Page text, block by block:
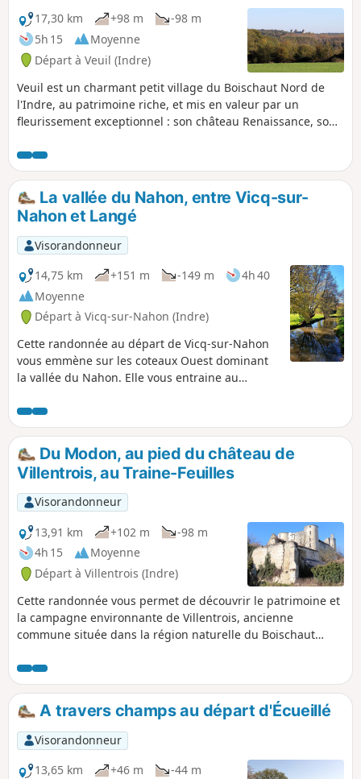
17,30 km
+98 m
-98 m
5h 15
Moyenne
Départ à Veuil (Indre)
Veuil est un charmant petit village du Boischaut Nord de
l'Indre, au patrimoine riche, et mis en valeur par un
fleurissement exceptionnel : son château Renaissance, son
la fontaine séculaire et son lavoir... Cette balade vous
entrainera, dans sa campagne environnante, jusqu'à la
forêt de Gâtine.
La vallée du Nahon, entre Vicq-sur-
Nahon et Langé
Visorandonneur
14,75 km
+151 m -149 m
4h 40
Moyenne
Départ à Vicq-sur-Nahon (Indre)
Cette randonnée au départ de Vicq-sur-Nahon
vous emmène sur les coteaux Ouest dominant
la vallée du Nahon. Elle vous entraine au
Vous longerez ensuite le Nahon pour remonter
sur les coteaux Est. Vous empruntez une partie
du sentier découverte Benjamin Rabier.
Du Modon, au pied du château de
Villentrois, au Traine-Feuilles
Visorandonneur
13,91 km
+102 m
-98 m
4h 15
Moyenne
Départ à Villentrois (Indre)
Cette randonnée vous permet de découvrir le patrimoine et
la campagne environnante de Villentrois, ancienne
commune située dans la région naturelle du Boischaut
de Villentrois-Faverolles-en-Berry. Vous verrez dans le
village, son château féodal (privé), l'Église Saint-Georges et
la Chapelle Saint-Mandé. Puis vous longerez quelques
maisons troglodytes taillées dans le tuffeau et les étangs de
la Planche-Baron. Vous sillonnerez enfin la campagne
jusqu'au Ruisseau de Traine-Feuilles, montées et descentes
se succédant tout le long du parcours.
A travers champs au départ d'Écueillé
Visorandonneur
13,65 km
+46 m
-44 m